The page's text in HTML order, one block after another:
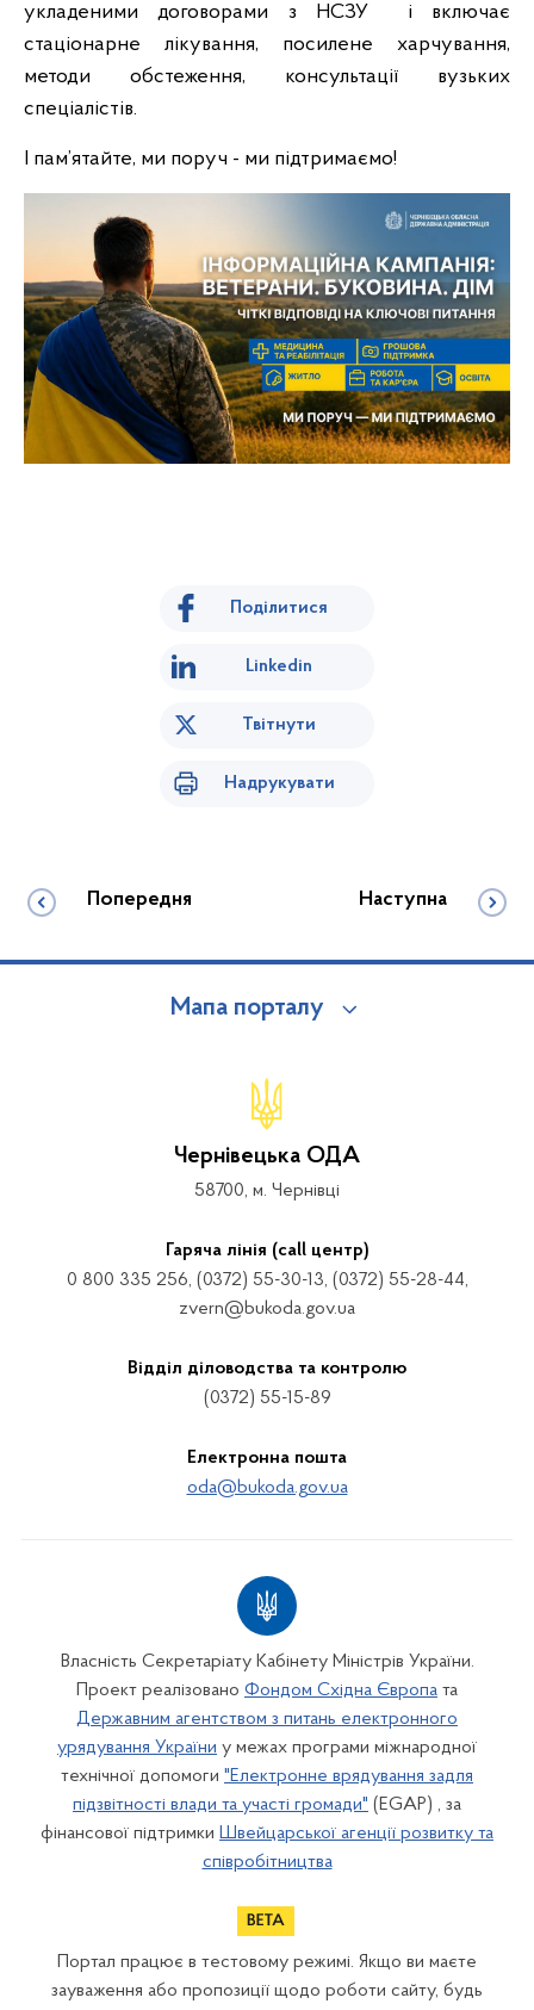
укладеними договорами з НСЗУ і включає
стаціонарне лікування, посилене харчування,
методи обстеження, консультації вузьких
спеціалістів.
І пам’ятайте, ми поруч - ми підтримаємо!
Поділитися
Linkedin
Твітнути
Надрукувати
Попередня Наступна
Мапа порталу
Чернівецька ОДА
58700, м. Чернівці
Гаряча лінія (call центр)
0 800 335 256, (0372) 55-30-13, (0372) 55-28-44,
zvern@bukoda.gov.ua
Відділ діловодства та контролю
(0372) 55-15-89
Електронна пошта
oda@bukoda.gov.ua
Власність Секретаріату Кабінету Міністрів України.
Проект реалізовано Фондом Східна Європа та
Державним агентством з питань електронного
урядування України у межах програми міжнародної
технічної допомоги "Електронне врядування задля
підзвітності влади та участі громади" (EGAP) , за
фінансової підтримки Швейцарської агенції розвитку та
співробітництва
Портал працює в тестовому режимі. Якщо ви маєте
зауваження або пропозиції щодо роботи сайту, будь